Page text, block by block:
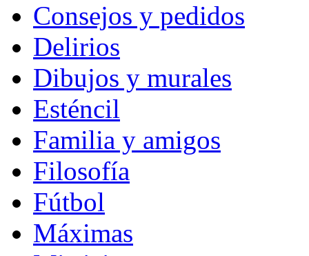
Consejos y pedidos
Delirios
Dibujos y murales
Esténcil
Familia y amigos
Filosofía
Fútbol
Máximas